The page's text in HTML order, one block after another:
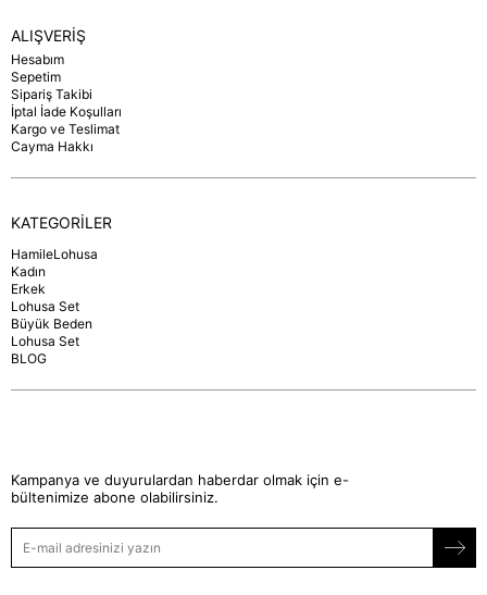
ALIŞVERİŞ
Hesabım
Sepetim
Sipariş Takibi
İptal İade Koşulları
Kargo ve Teslimat
Cayma Hakkı
KATEGORİLER
HamileLohusa
Kadın
Erkek
Lohusa Set
Büyük Beden
Lohusa Set
BLOG
Kampanya ve duyurulardan haberdar olmak için e-
bültenimize abone olabilirsiniz.